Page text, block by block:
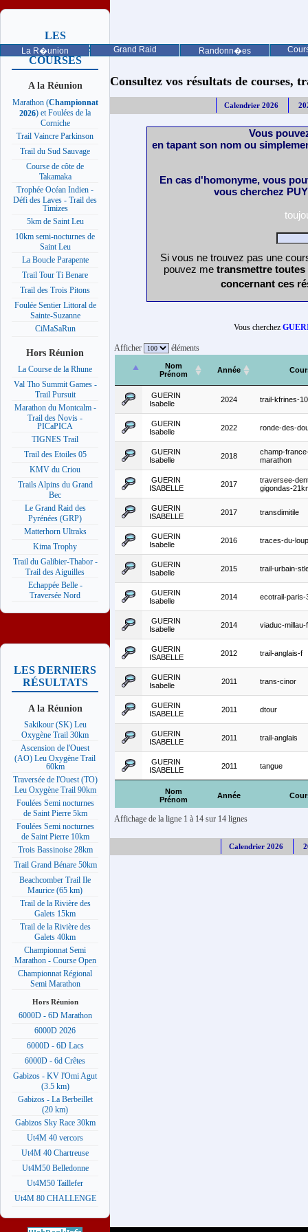
La R�union Grand Raid Randonn�es
LES
PROCHAINES
COURSES
A la Réunion
Marathon (Championnat
2026) et Foulées de la
Corniche
Trail Vaincre Parkinson
Trail du Sud Sauvage
Course de côte de
Takamaka
Trophée Océan Indien -
Défi des Laves - Trail des
Timizes
5km de Saint Leu
10km semi-nocturnes de
Saint Leu
La Boucle Parapente
Trail Tour Ti Benare
Trail des Trois Pitons
Foulée Sentier Littoral de
Sainte-Suzanne
CiMaSaRun
Hors Réunion
La Course de la Rhune
Val Tho Summit Games -
Trail Pursuit
Marathon du Montcalm -
Trail des Novis -
PICaPICA
TIGNES Trail
Trail des Etoiles 05
KMV du Criou
Trails Alpins du Grand
Bec
Le Grand Raid des
Pyrénées (GRP)
Matterhorn Ultraks
Kima Trophy
Trail du Galibier-Thabor -
Trail des Aiguilles
Echappée Belle -
Traversée Nord
LES DERNIERS
RÉSULTATS
A la Réunion
Sakikour (SK) Leu
Oxygène Trail 30km
Ascension de l'Ouest
(AO) Leu Oxygène Trail
60km
Traversée de l'Ouest (TO)
Leu Oxygène Trail 90km
Foulées Semi nocturnes
de Saint Pierre 5km
Foulées Semi nocturnes
de Saint Pierre 10km
Trois Bassinoise 28km
Trail Grand Bénare 50km
Beachcomber Trail Ile
Maurice (65 km)
Trail de la Rivière des
Galets 15km
Trail de la Rivière des
Galets 40km
Championnat Semi
Marathon - Course Open
Championnat Régional
Semi Marathon
Hors Réunion
6000D - 6D Marathon
6000D 2026
6000D - 6D Lacs
6000D - 6d Crêtes
Gabizos - KV l'Omi Agut
(3.5 km)
Gabizos - La Berbeillet
(20 km)
Gabizos Sky Race 30km
Ut4M 40 vercors
Ut4M 40 Chartreuse
Ut4M50 Belledonne
Ut4M50 Taillefer
Ut4M 80 CHALLENGE
Consultez vos résultats de courses,
Calendrier 2026
Vous
en tapant son nom ou
En cas d'homonyme, vous
vous cherchez
Si vous ne trouvez pas une
pouvez me transmettre
concernant ces
Vous cherchez
Afficher éléments
Nom
Prénom
Année
Nom
Prénom
Année
GUERIN
Isabelle
2024 trail-kfrines-
GUERIN
Isabelle
2022 ronde-des-
GUERIN
Isabelle
2018
champ-
marathon
GUERIN
ISABELLE
2017
traversee-
gigondas-
GUERIN
ISABELLE
2017 transdimitile
GUERIN
Isabelle
2016 traces-du-loup
GUERIN
Isabelle
2015 trail-urbain-
GUERIN
Isabelle
2014 ecotrail-paris-
GUERIN
Isabelle
2014 viaduc-millau-f
GUERIN
ISABELLE
2012 trail-anglais-f
GUERIN
Isabelle
2011 trans-cinor
GUERIN
ISABELLE
2011 dtour
GUERIN
ISABELLE
2011 trail-anglais
GUERIN
ISABELLE
2011 tangue
Affichage de la ligne 1 à 14 sur 14 lignes
Calendrier 2026